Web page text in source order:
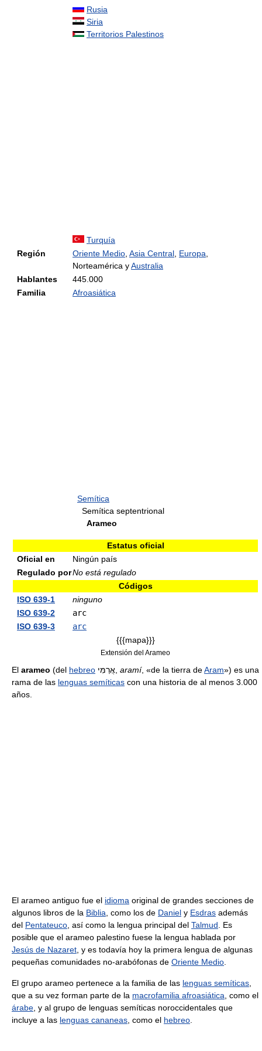
Rusia
Siria
Territorios Palestinos
Turquía
Región
Oriente Medio Asia Central Europa
Norteamérica yAustralia
Hablantes
445.000
Familia
Afroasiática
Semítica
Semítica septentrional
Arameo
Estatus oficial
Oficial en
Ningún país
Regulado porNo está regulado
Códigos
ISO 639-1
ninguno
ISO 639-2
arc
ISO 639-3
arc
{{{mapa}}}
Extensión del Arameo
El arameo (del hebreo aramí, «de la tierra deAram») es una
rama de las lenguas semíticas con una historia de al menos 3.000
años.
El arameo antiguo fue el idioma original de grandes secciones de
algunos libros de la Biblia , como los de Daniel y Esdras además
del Pentateuco , así como la lengua principal del Talmud . Es
posible que el arameo palestino fuese la lengua hablada por
Jesús de Nazaret , y es todavía hoy la primera lengua de algunas
pequeñas comunidades no-arabófonas de Oriente Medio
El grupo arameo pertenece a la familia de las lenguas semíticas
que a su vez forman parte de la macrofamilia afroasiática , como el
árabe , y al grupo de lenguas semíticas noroccidentales que
incluye a las lenguas cananeas , como el hebreo